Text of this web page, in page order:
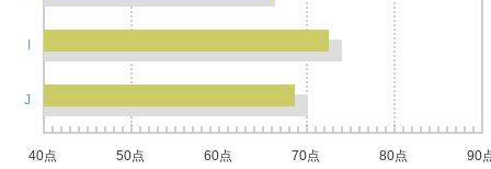
J
40点 50点 60点 70点 80点 90